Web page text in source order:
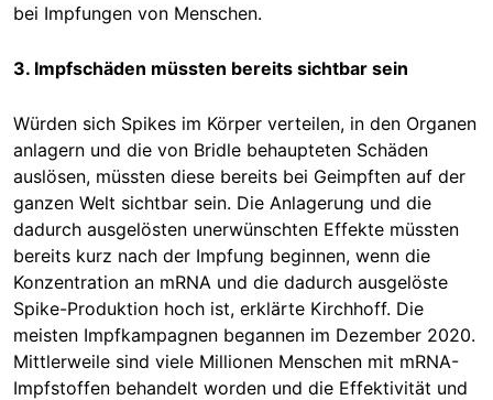
bei Impfungen von Menschen.
3. Impfschäden müssten bereits sichtbar sein
Würden sich Spikes im Körper verteilen, in den Organen
anlagern und die von Bridle behaupteten Schäden
auslösen, müssten diese bereits bei Geimpften auf der
ganzen Welt sichtbar sein. Die Anlagerung und die
dadurch ausgelösten unerwünschten Effekte müssten
bereits kurz nach der Impfung beginnen, wenn die
Konzentration an mRNA und die dadurch ausgelöste
Spike-Produktion hoch ist, erklärte Kirchhoff. Die
meisten Impfkampagnen begannen im Dezember 2020.
Mittlerweile sind viele Millionen Menschen mit mRNA-
Impfstoffen behandelt worden und die Effektivität und